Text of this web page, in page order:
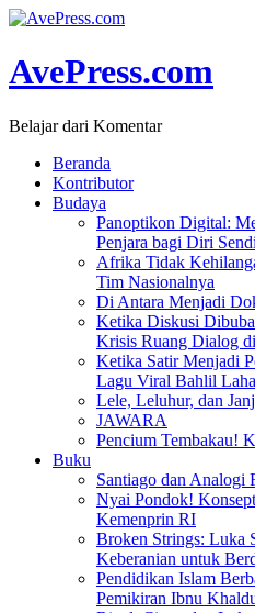
AvePress.com
Belajar dari Komentar
Beranda
Kontributor
Budaya
Panoptikon Digital:
Penjara bagi Diri
Afrika Tidak
Tim Nasionalnya
Di Antara Menjadi
Ketika Diskusi
Krisis Ruang Dialog
Ketika Satir Menjadi
Lagu Viral Bahlil
Lele, Leluhur, dan
JAWARA
Pencium Tembakau!
Buku
Santiago dan Analogi
Nyai Pondok!
Kemenprin RI
Broken Strings: Luka
Keberanian untuk
Pendidikan Islam
Pemikiran Ibnu